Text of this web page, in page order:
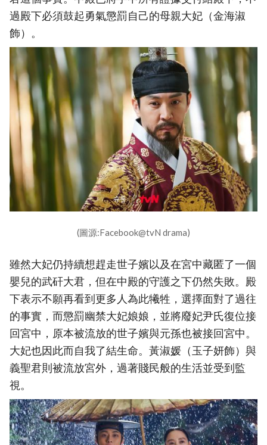
過殿下必須鼓起勇氣懲罰自己的母親大妃（金海淑
飾）。
(圖源:Facebook@tvN drama)
雖然大妃仍持續想趕走世子嬪以及在宮中藏匿了一個
嬰兒的武矸大君，但在中殿的守護之下仍然失敗。殿
下表示不願再看到更多人為此犧牲，選擇面對了過往
的事實，而懲罰幽禁大妃娘娘，並將廢妃尹氏復位接
回宮中，原本被流放的世子嬪與元孫也被接回宮中。
大妃也因此而自我了結生命。黃淑媛（玉子妍飾）與
義聖君則被流放宮外，過著賤民般的生活並受到監
視。